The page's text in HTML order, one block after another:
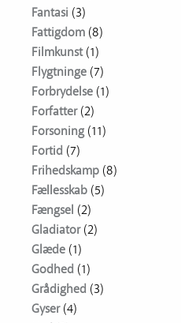
Fantasi (3)
Fattigdom (8)
Filmkunst(1)
Flygtninge (7)
Forbrydelse (1)
Forfatter(2)
Forsoning(11)
Fortid (7)
Frihedskamp (8)
Fællesskab (5)
Fængsel (2)
Gladiator(2)
Glæde (1)
Godhed (1)
Grådighed (3)
Gyser(4)